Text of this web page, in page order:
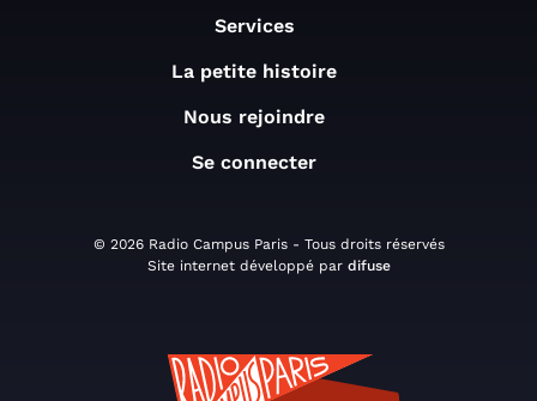
Services
La petite histoire
Nous rejoindre
Se connecter
© 2026 Radio Campus Paris - Tous droits réservés
Site internet développé par difuse